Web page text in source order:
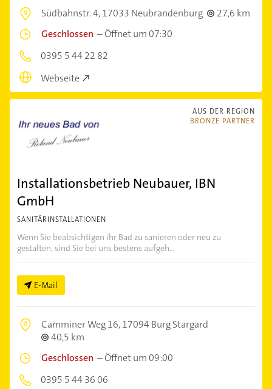
Südbahnstr. 4,17033 Neubrandenburg
27,6 km
Geschlossen –Öffnet um 07:30
0395 5 44 22 82
Webseite
AUS DER REGION
BRONZE PARTNER
Installationsbetrieb Neubauer, IBN
GmbH
SANITÄRINSTALLATIONEN
Wenn Sie beabsichtigen ihr Bad zu sanieren oder neu zu
gestalten, sind Sie bei uns bestens aufgeh...
E-Mail
Camminer Weg 16,17094 Burg Stargard
40,5 km
Geschlossen –Öffnet um 09:00
0395 5 44 36 06